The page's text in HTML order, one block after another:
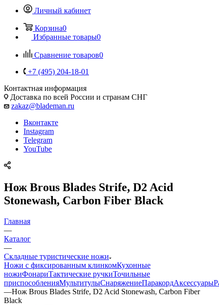
Личный кабинет
Корзина0
Избранные товары0
Сравнение товаров0
+7 (495) 204-18-01
Контактная информация
Доставка по всей России и странам СНГ
zakaz@blademan.ru
Вконтакте
Instagram
Telegram
YouTube
Нож Brous Blades Strife, D2 Acid
Stonewash, Carbon Fiber Black
Главная
—
Каталог
—
Складные туристические ножи
Ножи с фиксированным клинкомКухонные
ножиФонариТактические ручкиТочильные
приспособленияМультитулыСнаряжениеПаракордАксессуары
—Нож Brous Blades Strife, D2 Acid Stonewash, Carbon Fiber
Black